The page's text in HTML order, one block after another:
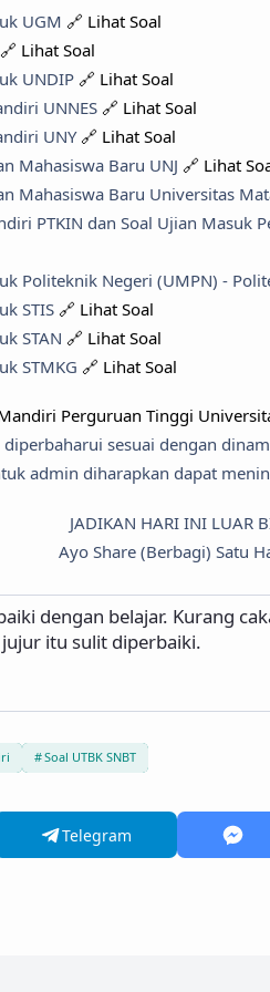
UGM 🔗 Lihat Soal
🔗 Lihat Soal
UNDIP 🔗 Lihat Soal
UNNES 🔗 Lihat Soal
UNY 🔗 Lihat Soal
Mahasiswa Baru UNJ 🔗 Lihat
Mahasiswa Baru Universitas
PTKIN dan Soal Ujian Masuk
Politeknik Negeri (UMPN) -
STIS 🔗 Lihat Soal
STAN 🔗 Lihat Soal
STMKG 🔗 Lihat Soal
Perguruan Tinggi
sesuai dengan
admin diharapkan dapat
JADIKAN HARI INI LUAR
Ayo Share (Berbagi) Satu
dengan belajar. Kurang
itu sulit diperbaiki.
Soal UTBK SNBT
Telegram